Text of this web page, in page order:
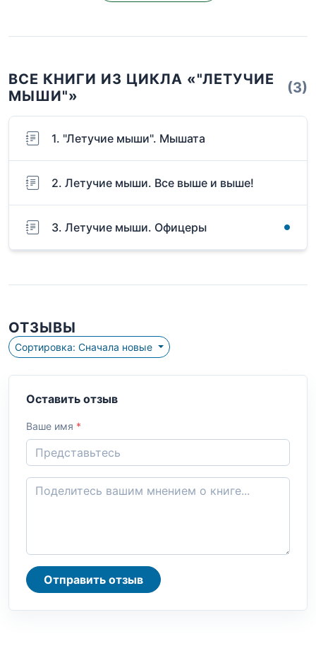
ВСЕ КНИГИ ИЗ ЦИКЛА «"ЛЕТУЧИЕ
МЫШИ"»
(3)
1. "Летучие мыши". Мышата
2. Летучие мыши. Все выше и выше!
3. Летучие мыши. Офицеры
ОТЗЫВЫ
Сортировка: Сначала новые
Оставить отзыв
Ваше имя *
Отправить отзыв